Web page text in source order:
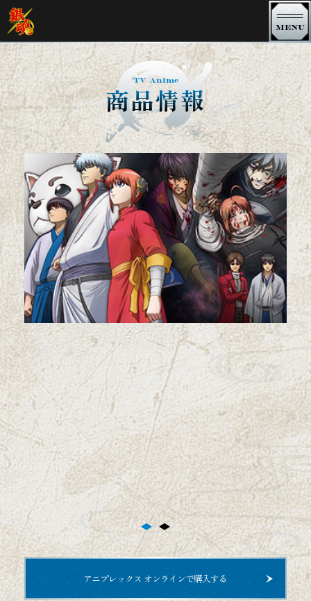
MENU
銀魂 TVシリーズ
銀魂．銀ノ魂篇 銀魂．ポロリ篇
銀魂． 銀魂゜
銀魂' 延長戦 銀魂'
シーズン 其ノ四 シーズン 其ノ参
シーズン 其ノ弐 シーズン 其ノ壱
3年Z組銀八先生
劇場版＆オンシアター2D
劇場映画 オンシアター2D
イベント
Blu-ray BOX
CD
サウンドトラック 銀魂BEST
TV Anime
商品情報
アニプレックス オンラインで購入する